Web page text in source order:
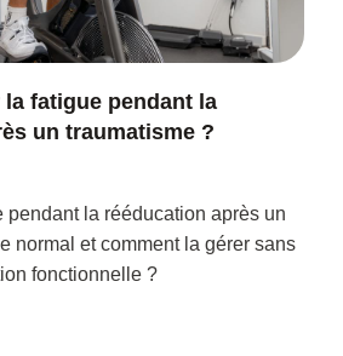
fatigue pendant la
un traumatisme ?
pendant la rééducation après un
normal et comment la gérer sans
fonctionnelle ?